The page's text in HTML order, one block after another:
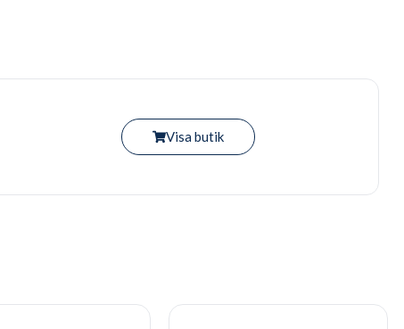
Visa butik